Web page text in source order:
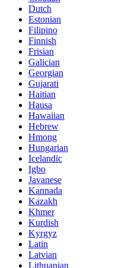
Dutch
Estonian
Filipino
Finnish
Frisian
Galician
Georgian
Gujarati
Haitian
Hausa
Hawaiian
Hebrew
Hmong
Hungarian
Icelandic
Igbo
Javanese
Kannada
Kazakh
Khmer
Kurdish
Kyrgyz
Latin
Latvian
Lithuanian